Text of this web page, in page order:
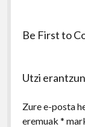
Be First to
Utzi
Zure e-posta
eremuak *